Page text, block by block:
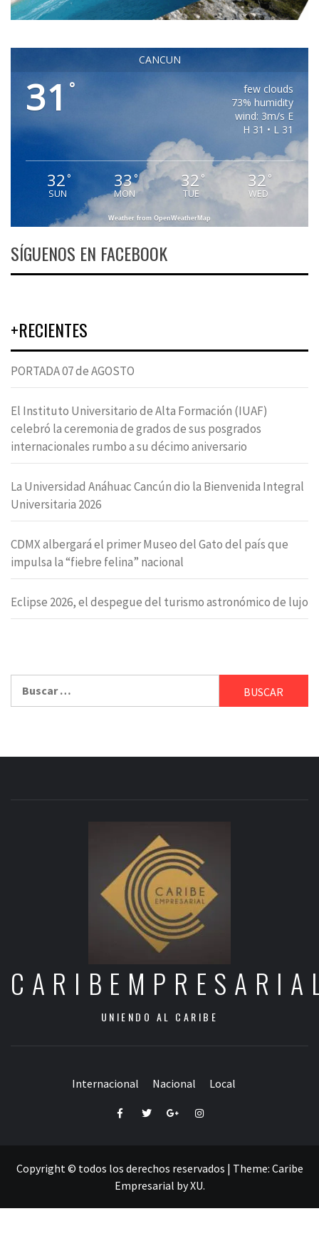
CANCUN
31 °
few clouds
73% humidity
wind: 3m/s E
H 31 • L 31
32°
SUN
33°
MON
32 °
TUE
32 °
WED
Weather from OpenWeatherMap
SÍGUENOS EN FACEBOOK
+RECIENTES
PORTADA 07 de AGOSTO
El Instituto Universitario de Alta Formación (IUAF)
celebró la ceremonia de grados de sus posgrados
internacionales rumbo a su décimo aniversario
La Universidad Anáhuac Cancún dio la Bienvenida Integral
Universitaria 2026
CDMX albergará el primer Museo del Gato del país que
impulsa la “fiebre felina” nacional
Eclipse 2026, el despegue del turismo astronómico de lujo
UNIENDO AL CARIBE
Internacional Nacional Local
FacebookTwitterGoogle+Instagram
Copyright © todos los derechos reservados | Theme: Caribe
Empresarial byXU.